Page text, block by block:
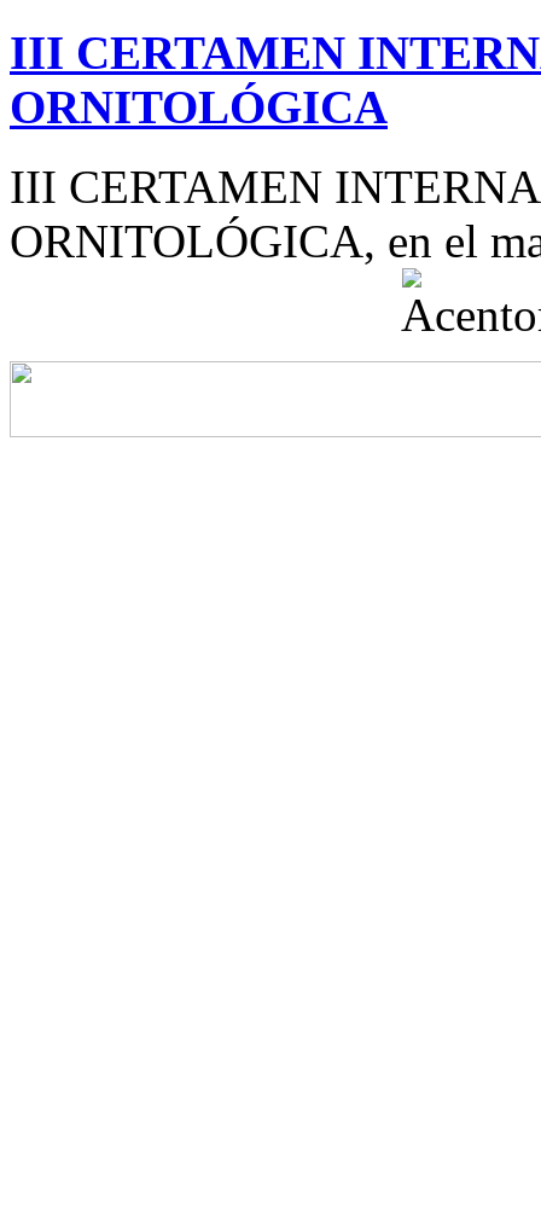
III CERTAMEN
ORNITOLÓGICA
III CERTAMEN
ORNITOLÓGICA, en el